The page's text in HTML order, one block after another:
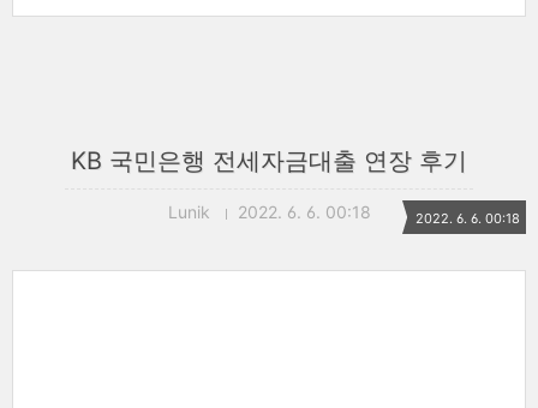
KB 국민은행 전세자금대출 연장 후기
Lunik 2022. 6. 6. 00:18 2022. 6. 6. 00:18